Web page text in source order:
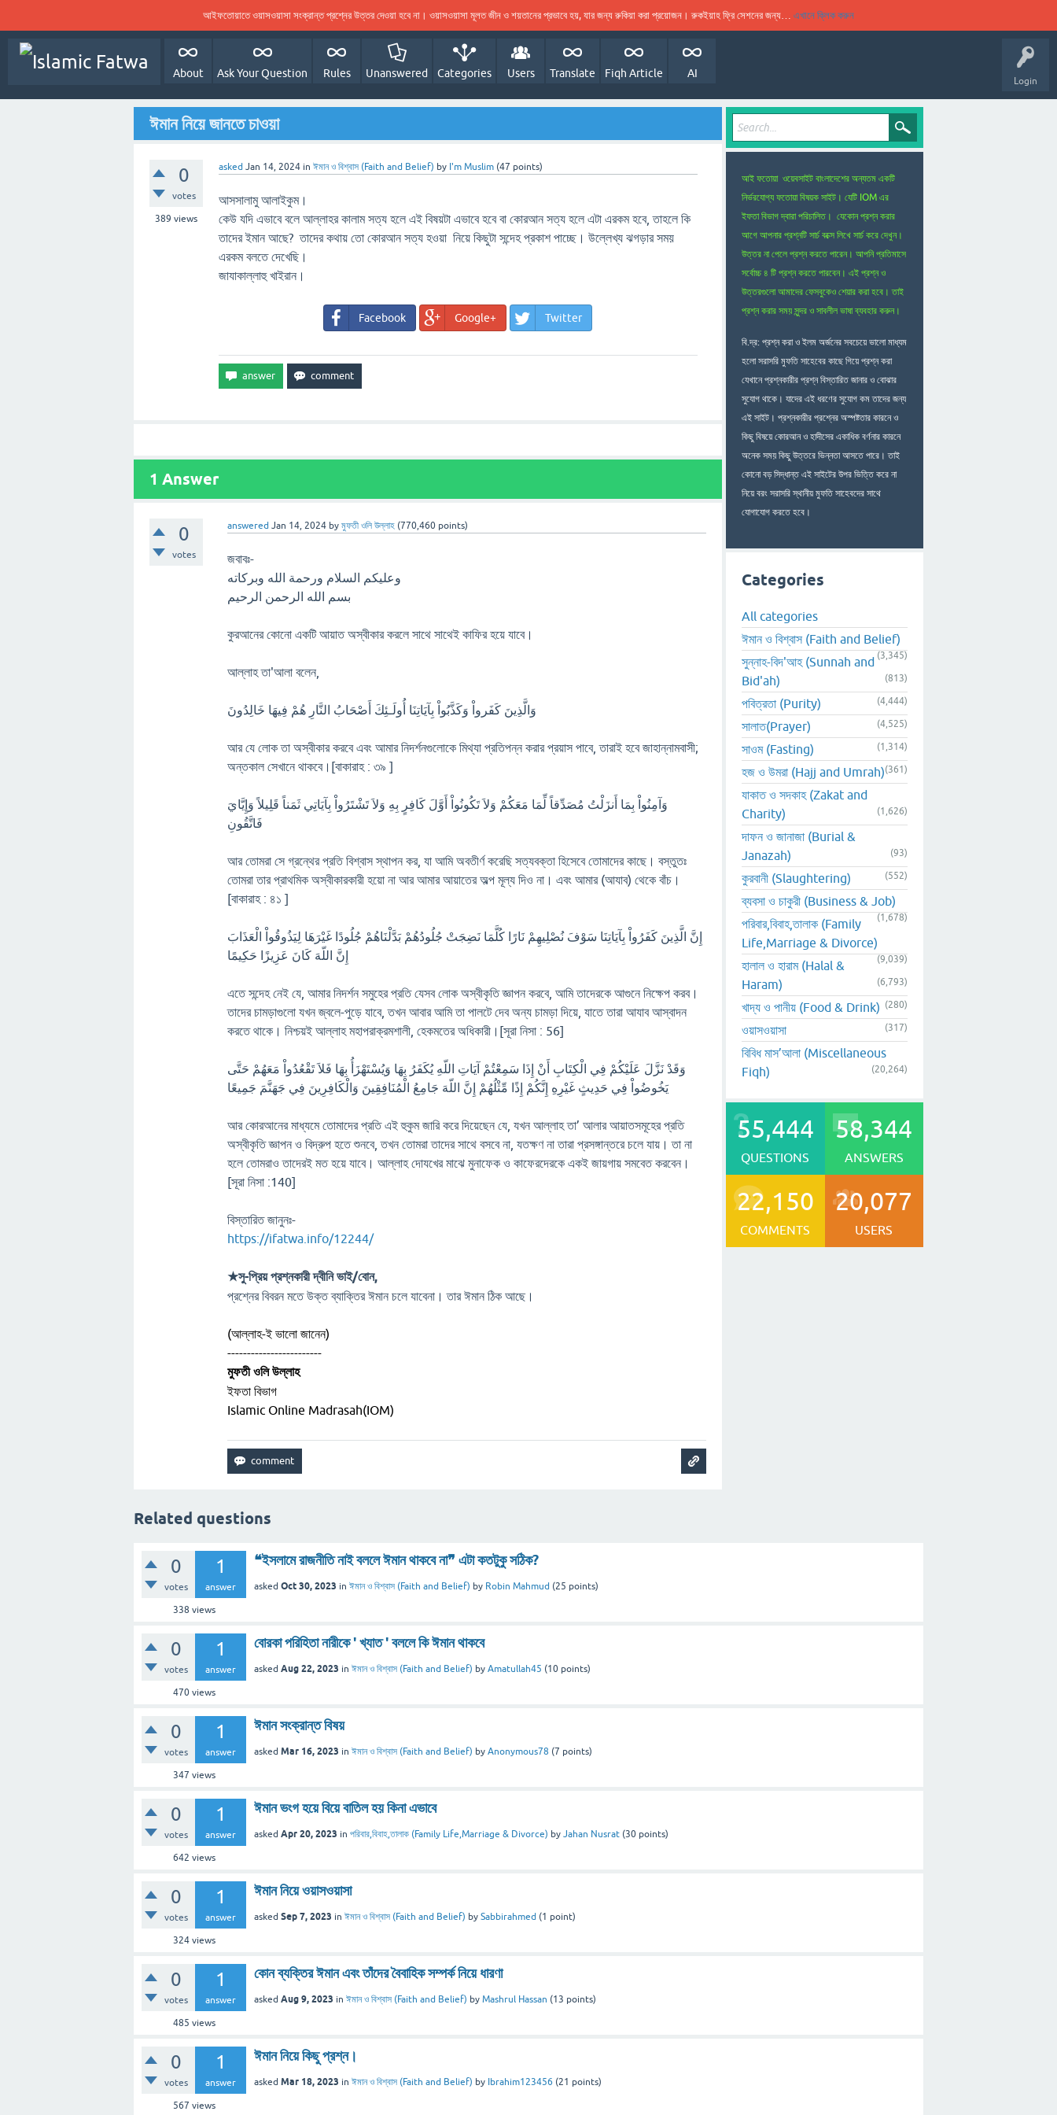
আইফতোয়াতে ওয়াসওয়াসা সংক্রান্ত প্রশ্নের উত্তর দেওয়া হবে না। ওয়াসওয়াসা মূলত জীন ও শয়তানের প্রভাবে হয়, যার জন্য রুকিয়া করা প্রয়োজন। রুকইয়াহ ফ্রি সেশনের জন্য… এখানে ক্লিক করুন
Login
About Ask Your Question Rules Unanswered Categories Users Translate Fiqh Article AI
ঈমান নিয়ে জানতে চাওয়া
0
votes
389 views
asked Jan 14, 2024 in ঈমান ও বিশ্বাস (Faith and Belief) by I'm Muslim (47 points)
আসসালামু আলাইকুম।
কেউ যদি এভাবে বলে আল্লাহর কালাম সত্য হলে এই বিষয়টা এভাবে হবে বা কোরআন সত্য হলে এটা এরকম হবে, তাহলে কি
তাদের ইমান আছে? তাদের কথায় তো কোরআন সত্য হওয়া নিয়ে কিছুটা সন্দেহ প্রকাশ পাচ্ছে। উল্লেখ্য ঝগড়ার সময়
এরকম বলতে দেখেছি।
জাযাকাল্লাহু খাইরান।
Facebook Google+ Twitter
1 Answer
0
votes
answered Jan 14, 2024 byমুফতী ওলি উল্লাহ (770,460 points)
জবাবঃ-
بسم الله الرحمن الرحيم
কুরআনের কোনো একটি আয়াত অস্বীকার করলে সাথে সাথেই কাফির হয়ে যাবে।
আল্লাহ তা'আলা বলেন,
وَالَّذِينَ كَفَرواْ وَكَذَّبُواْ بِآيَاتِنَا أُولَـئِكَ أَصْحَابُ النَّارِ هُمْ فِيهَا خَالِدُونَ
আর যে লোক তা অস্বীকার করবে এবং আমার নিদর্শনগুলোকে মিথ্যা প্রতিপন্ন করার প্রয়াস পাবে, তারাই হবে জাহান্নামবাসী;
অন্তকাল সেখানে থাকবে।[বাকারাহ : ৩৯ ]
وَآمِنُواْ بِمَا أَنزَلْتُ مُصَدِّقاً لِّمَا مَعَكُمْ وَلاَ تَكُونُواْ أَوَّلَ كَافِرٍ بِهِ وَلاَ تَشْتَرُواْ بِآيَاتِي ثَمَناً قَلِيلاً وَإِيَّايَ
فَاتَّقُونِ
আর তোমরা সে গ্রন্থের প্রতি বিশ্বাস স্থাপন কর, যা আমি অবতীর্ণ করেছি সত্যবক্তা হিসেবে তোমাদের কাছে। বস্তুতঃ
তোমরা তার প্রাথমিক অস্বীকারকারী হয়ো না আর আমার আয়াতের অল্প মূল্য দিও না। এবং আমার (আযাব) থেকে বাঁচ।
[বাকারাহ : ৪১ ]
إِنَّ الَّذِينَ كَفَرُواْ بِآيَاتِنَا سَوْفَ نُصْلِيهِمْ نَارًا كُلَّمَا نَضِجَتْ جُلُودُهُمْ بَدَّلْنَاهُمْ جُلُودًا غَيْرَهَا لِيَذُوقُواْ الْعَذَابَ
إِنَّ اللّهَ كَانَ عَزِيزًا حَكِيمًا
এতে সন্দেহ নেই যে, আমার নিদর্শন সমুহের প্রতি যেসব লোক অস্বীকৃতি জ্ঞাপন করবে, আমি তাদেরকে আগুনে নিক্ষেপ করব।
তাদের চামড়াগুলো যখন জ্বলে-পুড়ে যাবে, তখন আবার আমি তা পালটে দেব অন্য চামড়া দিয়ে, যাতে তারা আযাব আস্বাদন
করতে থাকে। নিশ্চয়ই আল্লাহ মহাপরাক্রমশালী, হেকমতের অধিকারী।[সূরা নিসা : 56]
وَقَدْ نَزَّلَ عَلَيْكُمْ فِي الْكِتَابِ أَنْ إِذَا سَمِعْتُمْ آيَاتِ اللّهِ يُكَفَرُ بِهَا وَيُسْتَهْزَأُ بِهَا فَلاَ تَقْعُدُواْ مَعَهُمْ حَتَّى
يَخُوضُواْ فِي حَدِيثٍ غَيْرِهِ إِنَّكُمْ إِذًا مِّثْلُهُمْ إِنَّ اللّهَ جَامِعُ الْمُنَافِقِينَ وَالْكَافِرِينَ فِي جَهَنَّمَ جَمِيعًا
আর কোরআনের মাধ্যমে তোমাদের প্রতি এই হুকুম জারি করে দিয়েছেন যে, যখন আল্লাহ তা’ আলার আয়াতসমূহের প্রতি
অস্বীকৃতি জ্ঞাপন ও বিদ্রুপ হতে শুনবে, তখন তোমরা তাদের সাথে বসবে না, যতক্ষণ না তারা প্রসঙ্গান্তরে চলে যায়। তা না
হলে তোমরাও তাদেরই মত হয়ে যাবে। আল্লাহ দোযখের মাঝে মুনাফেক ও কাফেরদেরকে একই জায়গায় সমবেত করবেন।
[সূরা নিসা :140]
বিস্তারিত জানুনঃ-
https://ifatwa.info/12244/
★সু-প্রিয় প্রশ্নকারী দ্বীনি ভাই/বোন,
প্রশ্নের বিবরন মতে উক্ত ব্যাক্তির ঈমান চলে যাবেনা। তার ঈমান ঠিক আছে।
(আল্লাহ-ই ভালো জানেন)
------------------------
মুফতী ওলি উল্লাহ
ইফতা বিভাগ
Islamic Online Madrasah(IOM)
আই ফতোয়া ওয়েবসাইট বাংলাদেশের অন্যতম একটি
নির্ভরযোগ্য ফতোয়া বিষয়ক সাইট। যেটি IOM এর
ইফতা বিভাগ দ্বারা পরিচালিত। যেকোন প্রশ্ন করার
আগে আপনার প্রশ্নটি সার্চ বক্সে লিখে সার্চ করে দেখুন।
উত্তর না পেলে প্রশ্ন করতে পারেন। আপনি প্রতিমাসে
সর্বোচ্চ ৪ টি প্রশ্ন করতে পারবেন। এই প্রশ্ন ও
উত্তরগুলো আমাদের ফেসবুকেও শেয়ার করা হবে। তাই
প্রশ্ন করার সময় সুন্দর ও সাবলীল ভাষা ব্যবহার করুন।
বি.দ্র: প্রশ্ন করা ও ইলম অর্জনের সবচেয়ে ভালো মাধ্যম
হলো সরাসরি মুফতি সাহেবের কাছে গিয়ে প্রশ্ন করা
যেখানে প্রশ্নকারীর প্রশ্ন বিস্তারিত জানার ও বোঝার
সুযোগ থাকে। যাদের এই ধরণের সুযোগ কম তাদের জন্য
এই সাইট। প্রশ্নকারীর প্রশ্নের অস্পষ্টতার কারনে ও
কিছু বিষয়ে কোরআন ও হাদীসের একাধিক বর্ণনার কারনে
অনেক সময় কিছু উত্তরে ভিন্নতা আসতে পারে। তাই
কোনো বড় সিদ্ধান্ত এই সাইটের উপর ভিত্তি করে না
নিয়ে বরং সরাসরি স্থানীয় মুফতি সাহেবদের সাথে
যোগাযোগ করতে হবে।
Categories
All categories
ঈমান ও বিশ্বাস (Faith and Belief)
(3,345)
সুন্নাহ-বিদ'আহ (Sunnah and
Bid'ah)
(813)
পবিত্রতা (Purity) (4,444)
সালাত(Prayer) (4,525)
সাওম (Fasting) (1,314)
হজ ও উমরা (Hajj and Umrah)(361)
যাকাত ও সদকাহ (Zakat and
Charity)
(1,626)
দাফন ও জানাজা (Burial &
Janazah)
(93)
কুরবানী (Slaughtering) (552)
ব্যবসা ও চাকুরী (Business & Job)
(1,678)
পরিবার,বিবাহ,তালাক (Family
Life,Marriage & Divorce)
(9,039)
হালাল ও হারাম (Halal &
Haram)
(6,793)
খাদ্য ও পানীয় (Food & Drink) (280)
ওয়াসওয়াসা (317)
বিবিধ মাস’আলা (Miscellaneous
Fiqh)
(20,264)
55,444
QUESTIONS
58,344
ANSWERS
22,150
COMMENTS
20,077
USERS
Related questions
0
votes
1
answer
338 views
❝ইসলামে রাজনীতি নাই বললে ঈমান থাকবে না❞ এটা কতটুকু সঠিক?
asked Oct 30, 2023 in ঈমান ও বিশ্বাস (Faith and Belief) by Robin Mahmud (25 points)
0
votes
1
answer
470views
বোরকা পরিহিতা নারীকে ' খ্যাত ' বললে কি ঈমান থাকবে
asked Aug 22, 2023 in ঈমান ও বিশ্বাস (Faith and Belief) by Amatullah45 (10 points)
0
votes
1
answer
347 views
ঈমান সংক্রান্ত বিষয়
asked Mar 16, 2023 in ঈমান ও বিশ্বাস (Faith and Belief) by Anonymous78 (7 points)
0
votes
1
answer
642 views
ঈমান ভংগ হয়ে বিয়ে বাতিল হয় কিনা এভাবে
asked Apr 20, 2023 in পরিবার,বিবাহ,তালাক (Family Life,Marriage & Divorce) by Jahan Nusrat (30 points)
0
votes
1
answer
324views
ঈমান নিয়ে ওয়াসওয়াসা
asked Sep 7, 2023 in ঈমান ও বিশ্বাস (Faith and Belief) by Sabbirahmed (1 point)
0
votes
1
answer
485 views
কোন ব্যক্তির ঈমান এবং তাঁদের বৈবাহিক সম্পর্ক নিয়ে ধারণা
asked Aug 9, 2023 in ঈমান ও বিশ্বাস (Faith and Belief) by Mashrul Hassan (13 points)
0
votes
1
answer
567 views
ঈমান নিয়ে কিছু প্রশ্ন।
asked Mar 18, 2023 in ঈমান ও বিশ্বাস (Faith and Belief) by Ibrahim123456 (21 points)